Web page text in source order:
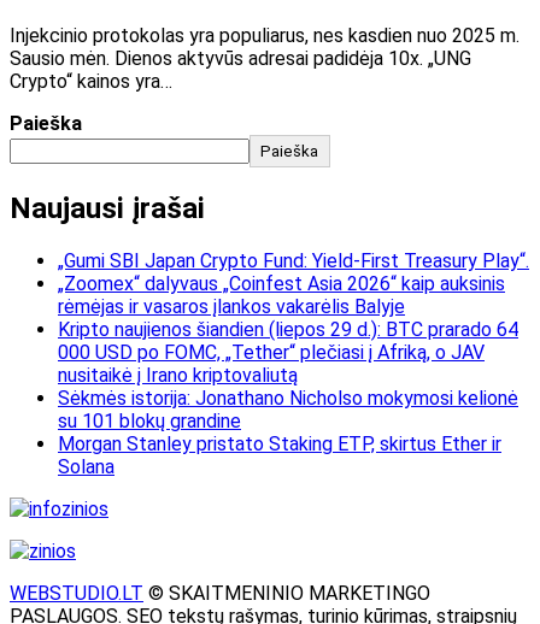
Injekcinio protokolas yra populiarus, nes kasdien nuo 2025 m.
Sausio mėn. Dienos aktyvūs adresai padidėja 10x. „UNG
Crypto“ kainos yra…
Paieška
Paieška
Naujausi įrašai
„Gumi SBI Japan Crypto Fund: Yield-First Treasury Play“.
„Zoomex“ dalyvaus „Coinfest Asia 2026“ kaip auksinis
rėmėjas ir vasaros įlankos vakarėlis Balyje
Kripto naujienos šiandien (liepos 29 d.): BTC prarado 64
000 USD po FOMC, „Tether“ plečiasi į Afriką, o JAV
nusitaikė į Irano kriptovaliutą
Sėkmės istorija: Jonathano Nicholso mokymosi kelionė
su 101 blokų grandine
Morgan Stanley pristato Staking ETP, skirtus Ether ir
Solana
WEBSTUDIO.LT © SKAITMENINIO MARKETINGO
PASLAUGOS. SEO tekstų rašymas, turinio kūrimas, straipsnių